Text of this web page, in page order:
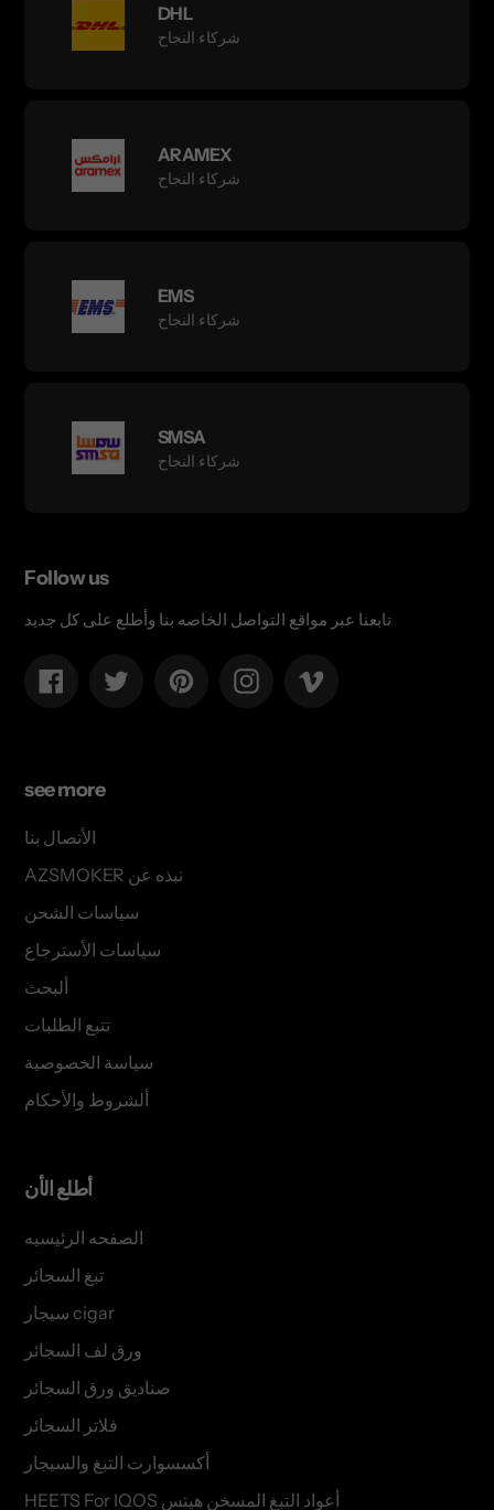
DHL
شركاء النجاح
ARAMEX
شركاء النجاح
EMS
شركاء النجاح
SMSA
شركاء النجاح
Follow us
تابعنا عبر مواقع التواصل الخاصه بنا وأطلع على كل جديد
Facebook Twitter PinterestInstagram
see more
الأتصال بنا
AZSMOKER نبذه عن
سياسات الشحن
سياسات الأسترجاع
ألبحث
تتبع الطلبات
سياسة الخصوصية
ألشروط والأحكام
أطلع الأن
الصفحه الرئيسيه
تبغ السجائر
سيجار cigar
ورق لف السجائر
صناديق ورق السجائر
فلاتر السجائر
أكسسوارت التبغ والسيجار
HEETS For IQOS أعواد التبغ المسخن هيتس